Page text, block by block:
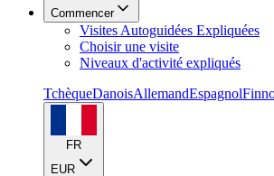
Commencer
Visites Autoguidées Expliquées
Choisir une visite
Niveaux d'activité expliqués
TchèqueDanoisAllemandEspagnol
FR
EUR